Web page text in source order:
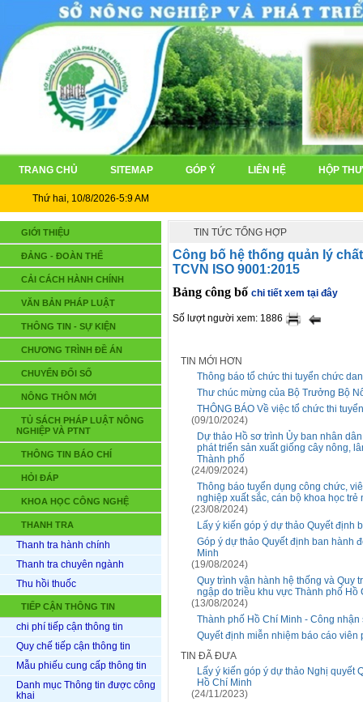
TRANG CHỦ SITEMAP GÓP Ý LIÊN HỆ HỘP
Thứ hai, 10/8/2026-5:9 AM
GIỚI THIỆU
ĐẢNG - ĐOÀN THỂ
CẢI CÁCH HÀNH CHÍNH
VĂN BẢN PHÁP LUẬT
THÔNG TIN - SỰ KIỆN
CHƯƠNG TRÌNH ĐỀ ÁN
CHUYỂN ĐỔI SỐ
NÔNG THÔN MỚI
TỦ SÁCH PHÁP LUẬT NÔNG
NGHIỆP VÀ PTNT
THÔNG TIN BÁO CHÍ
HỎI ĐÁP
KHOA HỌC CÔNG NGHỆ
THANH TRA
Thanh tra hành chính
Thanh tra chuyên ngành
Thu hồi thuốc
TIẾP CẬN THÔNG TIN
chi phí tiếp cận thông tin
Quy chế tiếp cận thông tin
Mẫu phiếu cung cấp thông tin
Danh mục Thông tin được công
khai
TIN TỨC TỔNG HỢP
Công bố hệ thống quản lý
TCVN ISO 9001:2015
Bảng công bố chi tiết xem tại đây
Số lượt người xem: 1886
TIN MỚI HƠN
Thông báo tổ chức thi tuyển chức
Thư chúc mừng của Bộ Trưởng Bộ
THÔNG BÁO Về việc tổ chức thi
(09/10/2024)
Dự thảo Hồ sơ trình Ủy ban nhân
phát triển sản xuất giống cây nông,
Thành phố
(24/09/2024)
Thông báo tuyển dụng công chức,
nghiệp xuất sắc, cán bộ khoa học trẻ
(23/08/2024)
Lấy ý kiến góp ý dự thảo Quyết định
Góp ý dự thảo Quyết định ban hành
Minh
(19/08/2024)
Quy trình vận hành hệ thống và Quy
ngập do triều khu vực Thành phố Hồ
(13/08/2024)
Thành phố Hồ Chí Minh - Công nhận
Quyết định miễn nhiệm báo cáo viên
TIN ĐÃ ĐƯA
Lấy ý kiến góp ý dự thảo Nghị quyết
Hồ Chí Minh
(24/11/2023)